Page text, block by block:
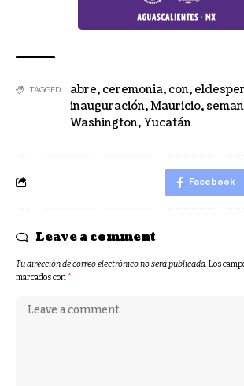
TAGGED: abre, ceremonia, con,
inauguración,Mauricio,
Washington, Yucatán
Facebook
Leave a comment
Tu dirección de correo electrónico no será publicada.Los
marcados con*